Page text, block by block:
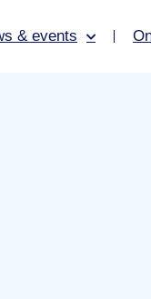
& events